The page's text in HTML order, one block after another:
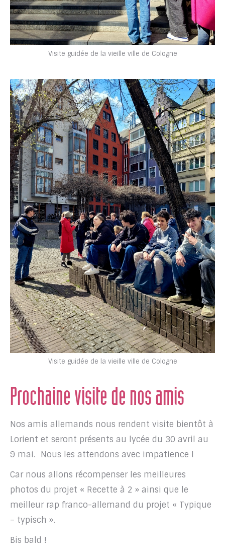
Visite guidée de la vieille ville de Cologne
Visite guidée de la vieille ville de Cologne
Prochaine visite de nos amis
Nos amis allemands nous rendent visite bientôt à
Lorient et seront présents au lycée du 30 avril au
9 mai. Nous les attendons avec impatience !
Car nous allons récompenser les meilleures
photos du projet « Recette à 2 » ainsi que le
meilleur rap franco-allemand du projet « Typique
– typisch ».
Bis bald !